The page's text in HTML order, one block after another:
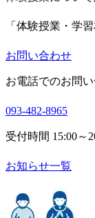
「体験授業・学
お問い合わせ
お電話でのお問
093-482-8965
受付時間 15:00～
お知らせ一覧